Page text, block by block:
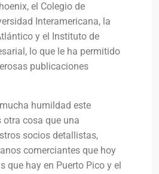
el Colegio de
Interamericana, la
y el Instituto de
lo que le ha permitido
publicaciones
humildad este
otra cosa que una
socios detallistas,
comerciantes que hoy
que hay en Puerto Pico y el